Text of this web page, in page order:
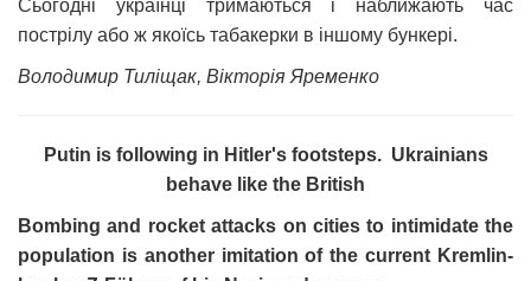
Сьогодні українці тримаються і наближають час
пострілу або ж якоїсь табакерки в іншому бункері.
Володимир Тиліщак, Вікторія Яременко
Putin is following in Hitler's footsteps. Ukrainians
behave like the British
Bombing and rocket attacks on cities to intimidate the
population is another imitation of the current Kremlin-